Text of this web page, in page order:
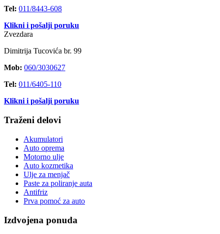
Tel: 011/8443-608
Klikni i pošalji poruku
Zvezdara
Dimitrija Tucovića br. 99
Mob: 060/3030627
Tel: 011/6405-110
Klikni i pošalji poruku
Traženi delovi
Akumulatori
Auto oprema
Motorno ulje
Auto kozmetika
Ulje za menjač
Paste za poliranje auta
Antifriz
Prva pomoć za auto
Izdvojena ponuda